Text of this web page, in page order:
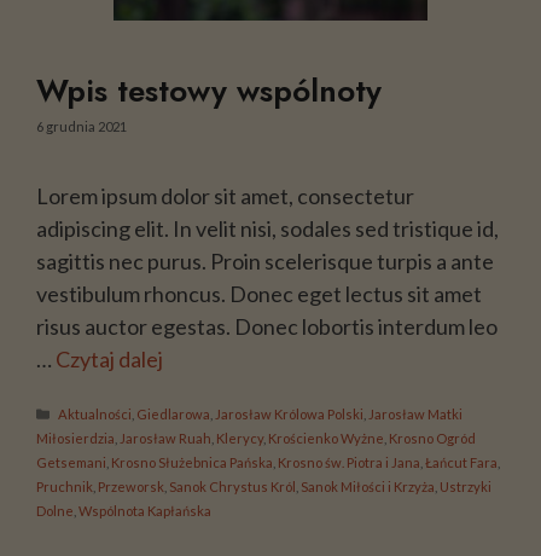
Wpis testowy wspólnoty
6 grudnia 2021
Lorem ipsum dolor sit amet, consectetur
adipiscing elit. In velit nisi, sodales sed tristique id,
sagittis nec purus. Proin scelerisque turpis a ante
vestibulum rhoncus. Donec eget lectus sit amet
risus auctor egestas. Donec lobortis interdum leo
… Czytaj dalej
Kategorie
Aktualności Giedlarowa Jarosław Królowa Polski Jarosław Matki
Miłosierdzia Jarosław Ruah Klerycy, Krościenko Wyżne Krosno Ogród
Getsemani Krosno Służebnica Pańska Krosno św. Piotra i Jana Łańcut Fara
Pruchnik Przeworsk Sanok Chrystus Król Sanok Miłości i Krzyża Ustrzyki
Dolne Wspólnota Kapłańska